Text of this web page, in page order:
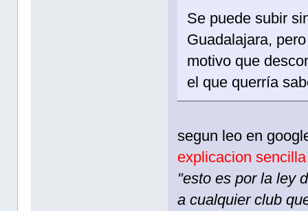
Se puede subir
Guadalajara,
motivo que
el que querría
segun leo en
explicacion sencilla
"esto es por la ley
a cualquier club